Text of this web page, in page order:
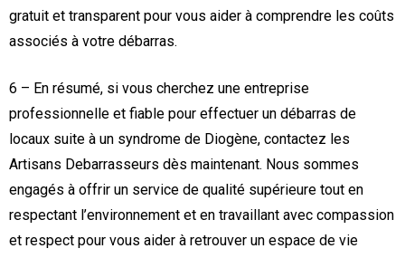
gratuit et transparent pour vous aider à comprendre les coûts
associés à votre débarras.
6 – En résumé, si vous cherchez une entreprise
professionnelle et fiable pour effectuer un débarras de
locaux suite à un syndrome de Diogène, contactez les
Artisans Debarrasseurs dès maintenant. Nous sommes
engagés à offrir un service de qualité supérieure tout en
respectant l’environnement et en travaillant avec compassion
et respect pour vous aider à retrouver un espace de vie